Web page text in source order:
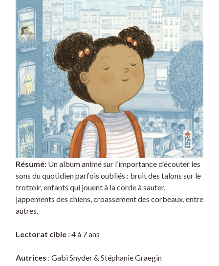
Résumé: Un album animé sur l’importance d’écouter les
sons du quotidien parfois oubliés : bruit des talons sur le
trottoir, enfants qui jouent à la corde à sauter,
jappements des chiens, croassement des corbeaux, entre
autres.
Lectorat cible : 4 à 7 ans
Autrices : Gabi Snyder & Stéphanie Graegin